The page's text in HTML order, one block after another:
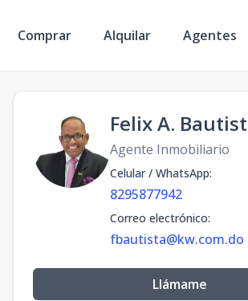
Comprar Alquilar Agentes
Felix A.
Agente Inmobiliario
Celular / WhatsApp:
8295877942
Correo electrónico:
fbautista@kw.com.do
Llámame